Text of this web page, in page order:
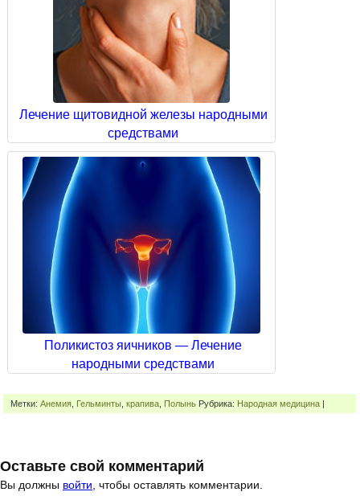
Лечение щитовидной железы народными
средствами
Поликистоз яичников — Лечение
народными средствами
Метки: Анемия Гельминты крапива Полынь Рубрика: Народная медицина |
Оставьте свой комментарий
Вы должны войти , чтобы оставлять комментарии.